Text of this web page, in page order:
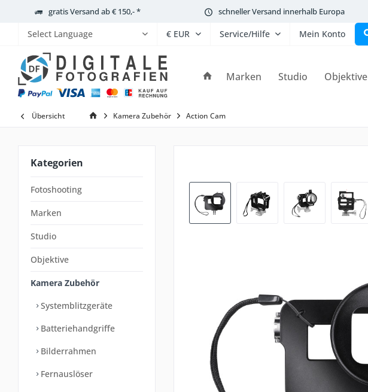
gratis Versand ab € 150,- * schneller Versand innerhalb Europa
Powered by
Service/Hilfe Mein Konto
Marken Studio Objektive
Übersicht Kamera Zubehör Action Cam
Kategorien
Fotoshooting
Marken
Studio
Objektive
Kamera Zubehör
Systemblitzgeräte
Batteriehandgriffe
Bilderrahmen
Fernauslöser